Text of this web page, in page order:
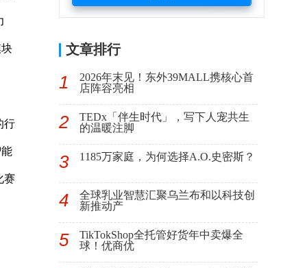
行
赛
文章排行
1
2026年末见！东外39MALL携核心首
店阵容亮相
2
TEDx「伴生时代」，写下人宠共生
的温暖注脚
3 1185万家庭，为何选择A.O.史密斯？
4
全球乳业智慧汇聚乌兰布和以科技创
新推动产
5
TikTokShop全托管好货年中卖爆全
球！优商优